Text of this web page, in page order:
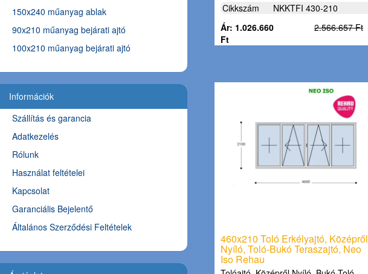
Cikkszám
NKKTFI 430-210
Ár: 1.026.660
Ft
2.566.657 Ft
460x210 Toló Erkélyajtó, Középről
Nyíló, Toló-Bukó Teraszajtó, Neo
Iso Rehau
150x240 műanyag ablak
90x210 műanyag bejárati ajtó
100x210 műanyag bejárati ajtó
Információk
Szállítás és garancia
Adatkezelés
Rólunk
Használat feltételei
Kapcsolat
Garanciális Bejelentő
Általános Szerződési Feltételek